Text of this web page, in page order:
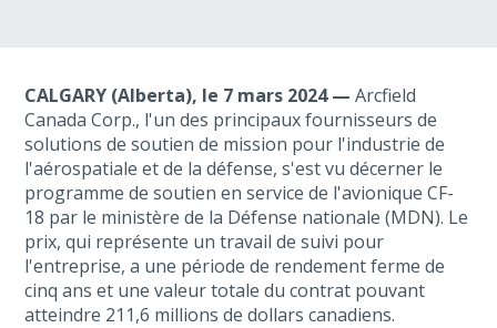
CALGARY (Alberta), le 7 mars 2024 — Arcfield
Canada Corp., l'un des principaux fournisseurs de
solutions de soutien de mission pour l'industrie de
l'aérospatiale et de la défense, s'est vu décerner le
programme de soutien en service de l'avionique CF-
18 par le ministère de la Défense nationale (MDN). Le
prix, qui représente un travail de suivi pour
l'entreprise, a une période de rendement ferme de
cinq ans et une valeur totale du contrat pouvant
atteindre 211,6 millions de dollars canadiens.